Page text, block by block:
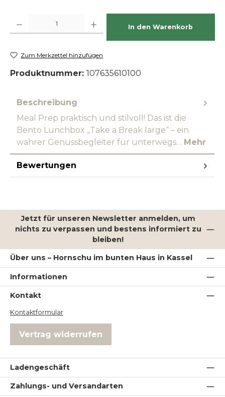
In den Warenkorb
Zum Merkzettel hinzufügen
Produktnummer: 107635610100
Beschreibung
Meal Prep praktisch und stilvoll! Das ist die
Bento Lunchbox „Take a Break large“ – ein
wahrer Genussbegleiter für unterwegs… Mehr
Bewertungen
Jetzt für unseren Newsletter anmelden, um
nichts zu verpassen und bestens informiert zu
bleiben!
Über uns – Hornschu im bunten Haus in Kassel
Informationen
Kontakt
Kontaktformular
Vertrag widerrufen
Ladengeschäft
Zahlungs- und Versandarten